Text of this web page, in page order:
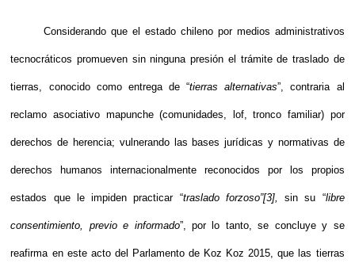
Considerando que el estado chileno por medios administrativos
tecnocráticos promueven sin ninguna presión el trámite de traslado de
tierras, conocido como entrega de “tierras alternativas”, contraria al
reclamo asociativo mapunche (comunidades, lof, tronco familiar) por
derechos de herencia; vulnerando las bases jurídicas y normativas de
derechos humanos internacionalmente reconocidos por los propios
estados que le impiden practicar “traslado forzoso”[3],sin su “libre
consentimiento, previo e informado”, por lo tanto, se concluye y se
reafirma en este acto del Parlamento de Koz Koz 2015, que las tierras